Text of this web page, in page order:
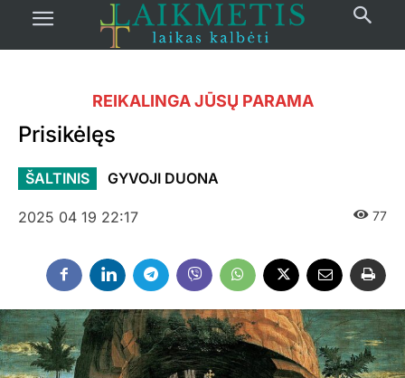
REIKALINGA JŪSŲ PARAMA
Prisikėlęs
ŠALTINIS GYVOJI DUONA
2025 04 19 22:17 77